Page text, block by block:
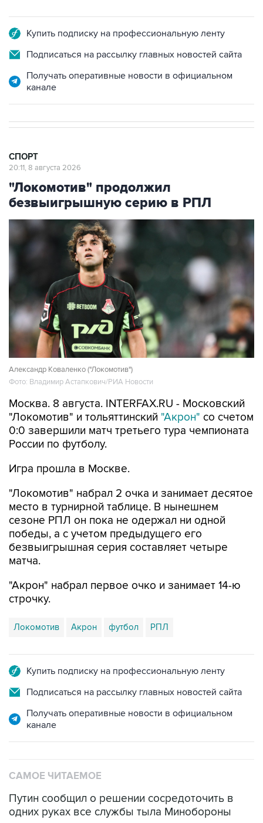
Купить подписку на профессиональную ленту
Подписаться на рассылку главных новостей сайта
Получать оперативные новости в официальном
канале
СПОРТ
20:11, 8 августа 2026
"Локомотив" продолжил
безвыигрышную серию в РПЛ
Александр Коваленко ("Локомотив")
Фото: Владимир Астапкович/РИА Новости
Москва. 8 августа. INTERFAX.RU - Московский
"Локомотив" и тольяттинский "Акрон" со счетом
0:0 завершили матч третьего тура чемпионата
России по футболу.
Игра прошла в Москве.
"Локомотив" набрал 2 очка и занимает десятое
место в турнирной таблице. В нынешнем
сезоне РПЛ он пока не одержал ни одной
победы, а с учетом предыдущего его
безвыигрышная серия составляет четыре
матча.
"Акрон" набрал первое очко и занимает 14-ю
строчку.
Локомотив Акрон футбол РПЛ
Купить подписку на профессиональную ленту
Подписаться на рассылку главных новостей сайта
Получать оперативные новости в официальном
канале
САМОЕ ЧИТАЕМОЕ
Путин сообщил о решении сосредоточить в
одних руках все службы тыла Минобороны